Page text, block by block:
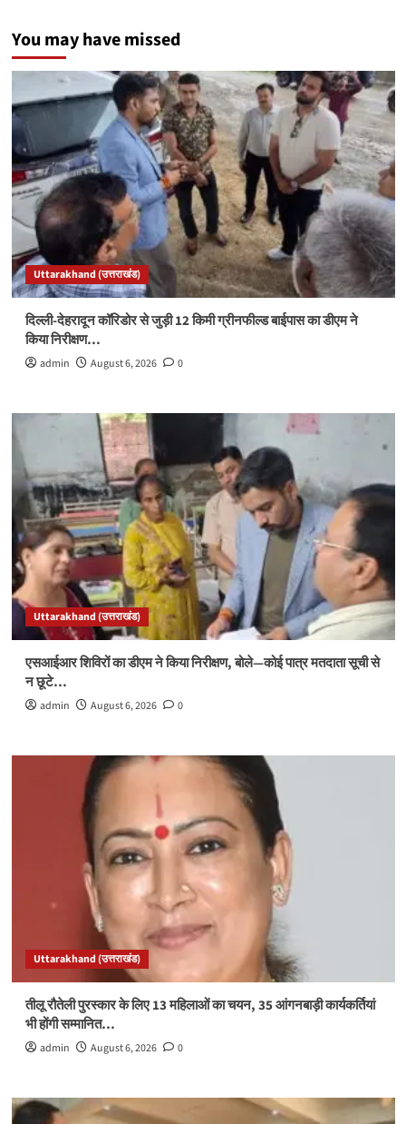
You may have missed
Uttarakhand (उत्तराखंड)
दिल्ली-देहरादून कॉरिडोर से जुड़ी 12 किमी ग्रीनफील्ड बाईपास का डीएम ने
किया निरीक्षण…
admin August 6, 2026 0
Uttarakhand (उत्तराखंड)
एसआईआर शिविरों का डीएम ने किया निरीक्षण, बोले—कोई पात्र मतदाता सूची से
न छूटे…
admin August 6, 2026 0
Uttarakhand (उत्तराखंड)
तीलू रौतेली पुरस्कार के लिए 13 महिलाओं का चयन, 35 आंगनबाड़ी कार्यकर्तियां
भी होंगी सम्मानित…
admin August 6, 2026 0